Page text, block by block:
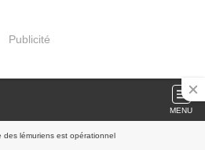
Publicité
MENU
des lémuriens est opérationnel